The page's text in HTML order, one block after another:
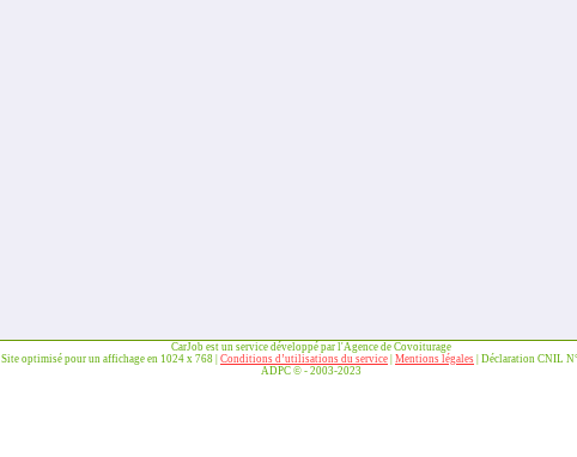
CarJob est un service développé par l'Agence de Covoiturage
Site optimisé pour un affichage en 1024 x 768 | Conditions d’utilisations du service Mentions légales | Déclaration CNIL
ADPC © - 2003-2023